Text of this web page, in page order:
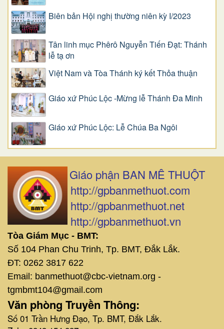
Biên bản Hội nghị thường niên kỳ I/2023
Tân linh mục Phêrô Nguyễn Tiến Đạt: Thánh
lễ tạ ơn
Việt Nam và Tòa Thánh ký kết Thỏa thuận
Giáo xứ Phúc Lộc -Mừng lễ Thánh Đa Minh
Giáo xứ Phúc Lộc: Lễ Chúa Ba Ngôi
Giáo phận BAN MÊ THUỘT
http://gpbanmethuot.com
http://gpbanmethuot.net
http://gpbanmethuot.vn
Tòa Giám Mục - BMT:
Số 104 Phan Chu Trinh, Tp. BMT, Đắk Lắk.
ĐT: 0262 3817 622
Email: banmethuot@cbc-vietnam.org -
tgmbmt104@gmail.com
Văn phòng Truyền Thông:
Số 01 Trần Hưng Đạo, Tp. BMT, Đắk Lắk.